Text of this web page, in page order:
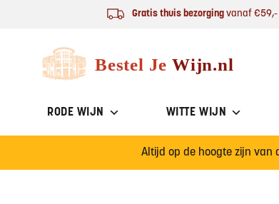
Gratis thuis bezorgingvanaf €59,-
Bestel Je Wijn
RODE WIJN WITTE WIJN
Altijd op de hoogte zijn van